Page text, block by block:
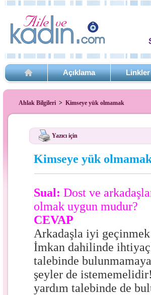
Açıklama Linkler
Ahlak Bilgileri > Kimseye yük olmamak
Yazıcı için
Kimseye yük
Sual: Dost ve
olmak uygun mudur?
CEVAP
Arkadaşla iyi
İmkan dahilinde
talebinde
şeyler de
yardım talebinde de